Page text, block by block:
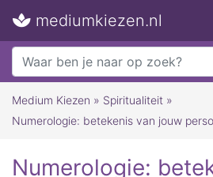
mediumkiezen.nl
Medium Kiezen » Spiritualiteit »
Numerologie: betekenis van jouw
Numerologie: